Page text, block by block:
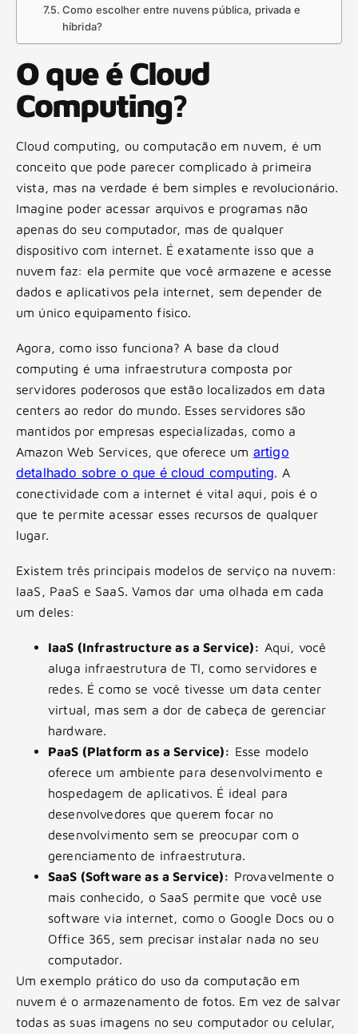
Como escolher entre nuvens pública, privada e
híbrida?
O que é Cloud
Computing?
Cloud computing, ou computação em nuvem, é um
conceito que pode parecer complicado à primeira
vista, mas na verdade é bem simples e revolucionário.
Imagine poder acessar arquivos e programas não
apenas do seu computador, mas de qualquer
dispositivo com internet. É exatamente isso que a
nuvem faz: ela permite que você armazene e acesse
dados e aplicativos pela internet, sem depender de
um único equipamento físico.
Agora, como isso funciona? A base da cloud
computing é uma infraestrutura composta por
servidores poderosos que estão localizados em data
centers ao redor do mundo. Esses servidores são
mantidos por empresas especializadas, como a
Amazon Web Services, que oferece um artigo
detalhado sobre o que é cloud computing. A
conectividade com a internet é vital aqui, pois é o
que te permite acessar esses recursos de qualquer
lugar.
Existem três principais modelos de serviço na nuvem:
IaaS, PaaS e SaaS. Vamos dar uma olhada em cada
um deles:
IaaS (Infrastructure as a Service): Aqui, você
aluga infraestrutura de TI, como servidores e
redes. É como se você tivesse um data center
virtual, mas sem a dor de cabeça de gerenciar
hardware.
PaaS (Platform as a Service): Esse modelo
oferece um ambiente para desenvolvimento e
hospedagem de aplicativos. É ideal para
desenvolvedores que querem focar no
desenvolvimento sem se preocupar com o
gerenciamento de infraestrutura.
SaaS (Software as a Service): Provavelmente o
mais conhecido, o SaaS permite que você use
software via internet, como o Google Docs ou o
Office 365, sem precisar instalar nada no seu
computador.
Um exemplo prático do uso da computação em
nuvem é o armazenamento de fotos. Em vez de salvar
todas as suas imagens no seu computador ou celular,